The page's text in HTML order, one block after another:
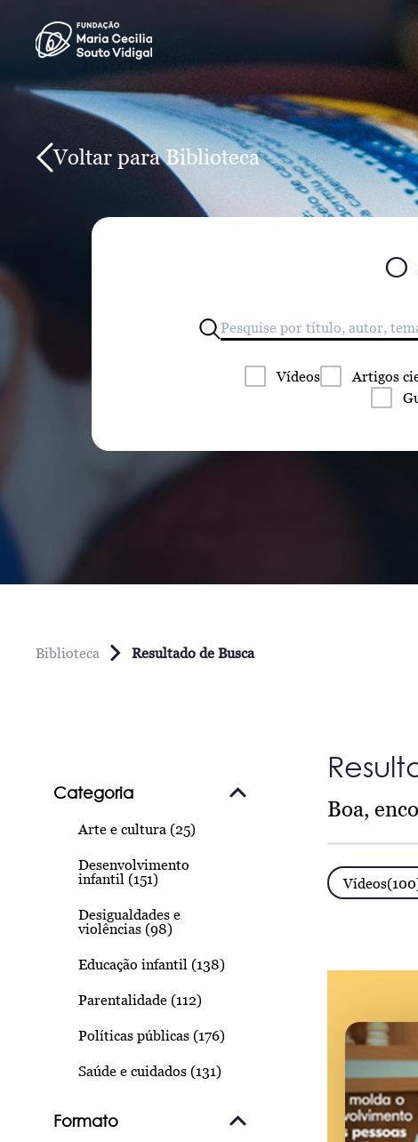
Voltar para Biblioteca
O
Vídeos Artigos
Biblioteca Resultado de Busca
Categoria
Arte e cultura (25)
Desenvolvimento
infantil (151)
Desigualdades e
violências (98)
Educação infantil (138)
Parentalidade (112)
Políticas públicas (176)
Saúde e cuidados (131)
Formato
Boa,